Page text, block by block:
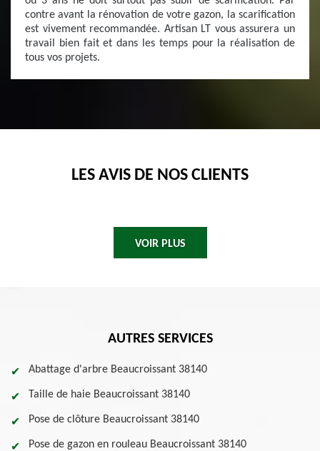
contre avant la rénovation de votre gazon, la scarification
est vivement recommandée. Artisan LT vous assurera un
travail bien fait et dans les temps pour la réalisation de
tous vos projets.
LES AVIS DE NOS CLIENTS
VOIR PLUS
AUTRES SERVICES
Abattage d'arbre Beaucroissant 38140
Taille de haie Beaucroissant 38140
Pose de clôture Beaucroissant 38140
Pose de gazon en rouleau Beaucroissant 38140